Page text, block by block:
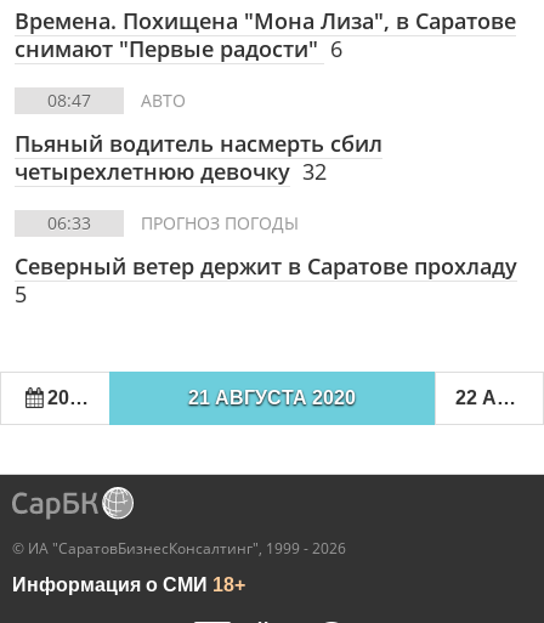
Времена. Похищена "Мона Лиза", в Саратове
снимают "Первые радости" 6
08:47 АВТО
Пьяный водитель насмерть сбил
четырехлетнюю девочку 32
06:33 ПРОГНОЗ ПОГОДЫ
Северный ветер держит в Саратове прохладу
5
20 АВГУСТА 2020 21 АВГУСТА 2020 22 АВГУСТА 2020
© ИА "СаратовБизнесКонсалтинг", 1999 - 2026
Информация о СМИ 18+